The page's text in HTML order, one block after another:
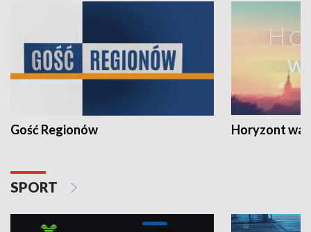
Gość Regionów Horyzont
SPORT